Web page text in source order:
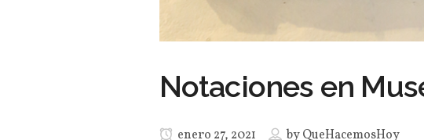
Notaciones en
enero 27, 2021 byQueHacemosHoy